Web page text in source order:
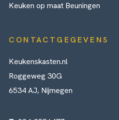
Keuken op maat Beuningen
CONTACTGEGEVENS
Keukenskasten.nl
Roggeweg 30G
6534 AJ, Nijmegen